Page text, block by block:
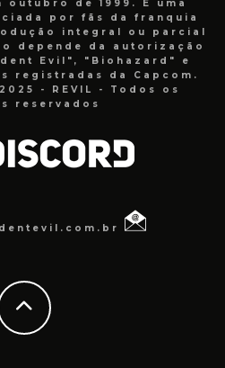
outubro de 1999. É uma
por fãs da franquia
integral ou parcial
depende da autorização
Evil", "Biohazard" e
registradas da Capcom.
- REVIL - Todos os
reservados